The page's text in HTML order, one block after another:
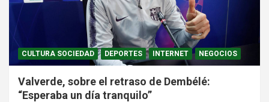
CULTURA SOCIEDAD DEPORTES INTERNET NEGOCIOS
Valverde, sobre el retraso de Dembélé:
“Esperaba un día tranquilo”